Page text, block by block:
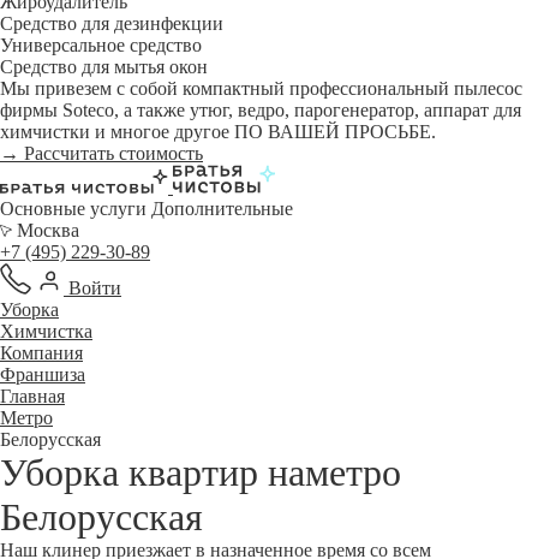
Средство для дезинфекции
Универсальное средство
Средство для мытья окон
Мы привезем с собой компактный профессиональный пылесос
фирмы Soteco, а также утюг, ведро, парогенератор, аппарат для
химчистки и многое другое ПО ВАШЕЙ ПРОСЬБЕ.
→ Рассчитать стоимость
Основные услуги Дополнительные
Москва
+7 (495) 229-30-89
Войти
Уборка
Химчистка
Компания
Франшиза
Главная
Метро
Белорусская
Уборка квартир наметро
Белорусская
Наш клинер приезжает в назначенное время со всем